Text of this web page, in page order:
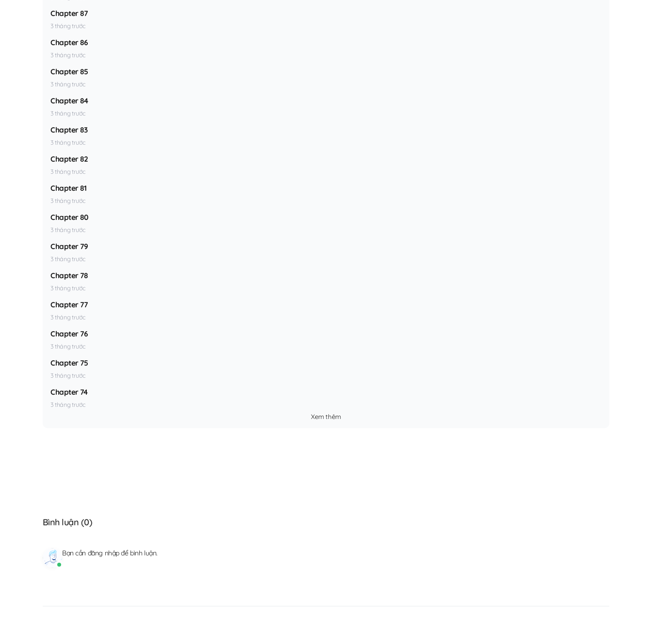
Chapter 87
3 tháng trước
Chapter 86
3 tháng trước
Chapter 85
3 tháng trước
Chapter 84
3 tháng trước
Chapter 83
3 tháng trước
Chapter 82
3 tháng trước
Chapter 81
3 tháng trước
Chapter 80
3 tháng trước
Chapter 79
3 tháng trước
Chapter 78
3 tháng trước
Chapter 77
3 tháng trước
Chapter 76
3 tháng trước
Chapter 75
3 tháng trước
Chapter 74
3 tháng trước
Xem thêm
Bình luận (0)
Bạn cần đăng nhậpđể bình luận.